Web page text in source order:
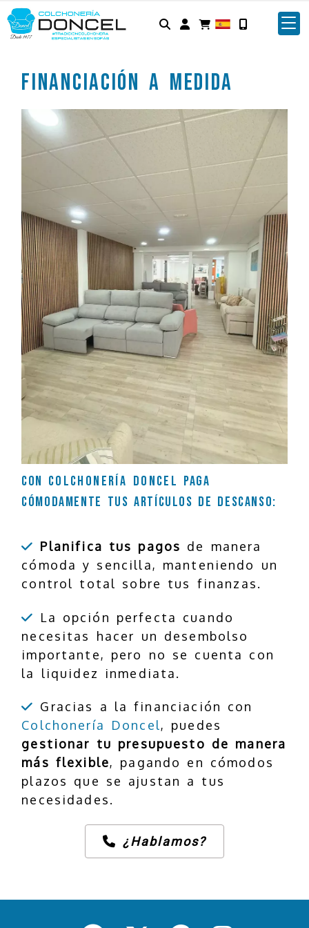
Identifícate
Financiación a medida
Con Colchonería Doncel paga
cómodamente tus artículos de descanso:
Planifica tus pagos de manera
cómoda y sencilla, manteniendo un
control total sobre tus finanzas.
La opción perfecta cuando
necesitas hacer un desembolso
importante, pero no se cuenta con
la liquidez inmediata.
Gracias a la financiación con
Colchonería Doncel, puedes
gestionar tu presupuesto de manera
más flexible, pagando en cómodos
plazos que se ajustan a tus
necesidades.
¿Hablamos?